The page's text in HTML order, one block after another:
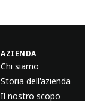
AZIENDA
Chi siamo
Storia dell'azienda
Il nostro scopo